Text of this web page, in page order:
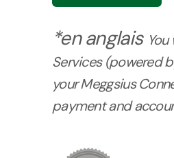
*en anglais
Services (powered
your Meggsius
payment and